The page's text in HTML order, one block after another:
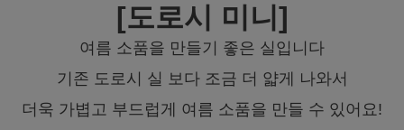
[도로시 미니]
여름 소품을 만들기 좋은 실입니다
기존 도로시 실 보다 조금 더 얇게 나와서
더욱 가볍고 부드럽게 여름 소품을 만들 수 있어요!